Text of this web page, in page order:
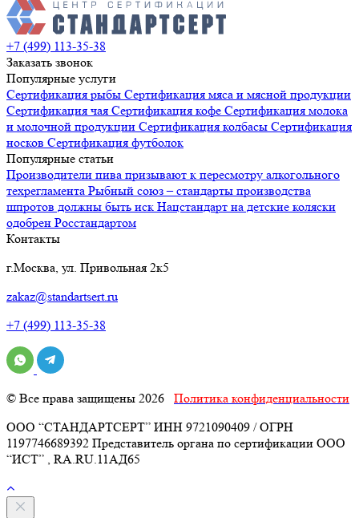
+7 (499) 113-35-38
Заказать звонок
Популярные услуги
Сертификация рыбы Сертификация мяса и мясной продукции
Сертификация чая Сертификация кофе Сертификация молока
и молочной продукции Сертификация колбасы Сертификация
носков Сертификация футболок
Популярные статьи
Производители пива призывают к пересмотру алкогольного
техрегламента Рыбный союз – стандарты производства
шпротов должны быть иск Нацстандарт на детские коляски
одобрен Росстандартом
Контакты
г.Москва, ул. Привольная 2к5
zakaz@standartsert.ru
+7 (499) 113-35-38
© Все права защищены 2026 Политика конфиденциальности
ООО “СТАНДАРТСЕРТ” ИНН 9721090409 / ОГРН
1197746689392 Представитель органа по сертификации ООО
“ИСТ” , RA.RU.11АД65